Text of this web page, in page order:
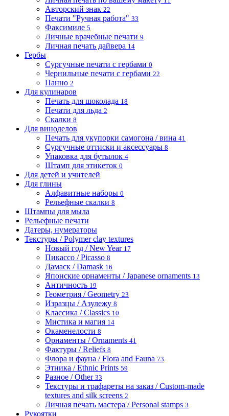
Авторский знак 22
Печати "Ручная работа" 33
Факсимиле 5
Личные врачебные печати 9
Личная печать дайвера 14
Гербы
Сургучные печати с гербами 0
Чернильные печати с гербами 22
Панно 2
Для кулинаров
Печать для шоколада 18
Печати для льда 2
Скалки 8
Для виноделов
Печать для укупорки самогона / вина 41
Сургучные оттиски и аксессуары 8
Упаковка для бутылок 4
Штамп для этикеток 0
Для детей и учителей
Для глины
Алфавитные наборы 0
Рельефные скалки 8
Штампы для мыла
Рельефные печати
Датеры, нумераторы
Текстуры / Polymer clay textures
Новый год / New Year 17
Пикассо / Picasso 8
Дамаск / Damask 16
Японские орнаменты / Japanese ornaments 13
Античность 19
Геометрия / Geometry 23
Изразцы / Азулежу 8
Классика / Classics 10
Мистика и магия 14
Окаменелости 8
Орнаменты / Ornaments 41
Фактуры / Reliefs 8
Флора и фауна / Flora and Fauna 73
Этника / Ethnic Prints 59
Разное / Other 33
Текстуры и трафареты на заказ / Custom-made
textures and silk screens 2
Личная печать мастера / Personal stamps 3
Рукоятки